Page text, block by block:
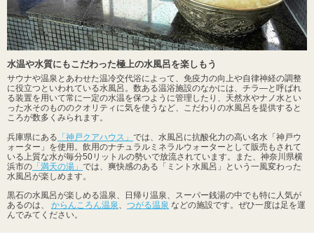
水温や水質にもこだわった極上の水風呂を楽しもう
サウナや温泉とあわせた温冷交代浴によって、免疫力の向上や自律神経の調整
に役立つといわれている水風呂。数ある温浴施設のなかには、チラ―と呼ばれ
る装置を用いて常に一定の水温を保つように管理したり、天然水やナノ水とい
った水そのもののクオリティに気を使うなど、こだわりの水風呂を提供すると
ころが数多くみられます。
兵庫県にある 「神戸クアハウス」 では、水風呂に抗酸化力の高い名水「神戸ウ
ォーター」を使用。飲用のナチュラルミネラルウォーターとして販売もされて
いる上質な水が毎分50リットルの勢いで放流されています。また、神奈川県横
浜市の 「満天の湯」 では、爽快感のある「ミント水風呂」という一風変わった
水風呂が楽しめます。
黒石の水風呂が楽しめる温泉、日帰り温泉、スーパー銭湯の中でも特に人気が
あるのは、 からんころん温泉、 つがる温泉 などの施設です。ぜひ一度は足を運
んでみてください。